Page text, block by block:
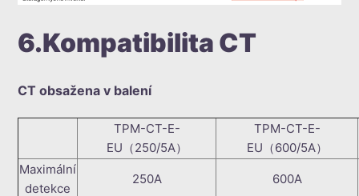
6.Kompatibilita CT
CT obsažena v balení
TPM-CT-E-
EU（250/5A）
TPM-CT-E-
EU（600/5A）
Maximální
detekce
250A 600A